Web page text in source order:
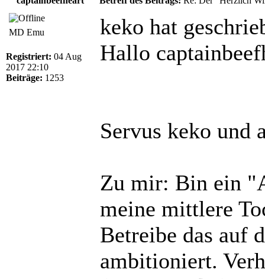
MD Emu
Registriert: 04 Aug
2017 22:10
Beiträge: 1253
keko hat
Hallo
Servus keko und
Zu mir: Bin ein
meine mittlere
Betreibe das auf
ambitioniert.